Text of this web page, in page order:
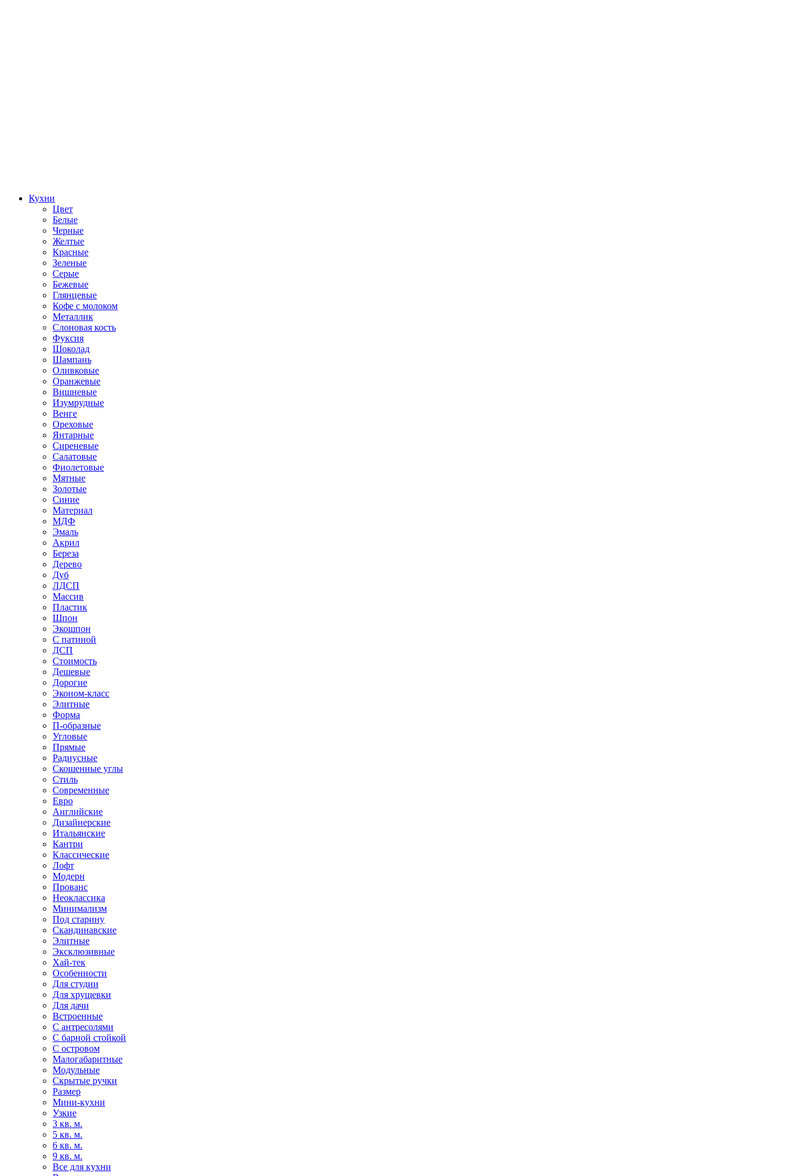
Кухни
Цвет
Белые
Черные
Желтые
Красные
Зеленые
Серые
Бежевые
Глянцевые
Кофе с молоком
Металлик
Слоновая кость
Фуксия
Шоколад
Шампань
Оливковые
Оранжевые
Вишневые
Изумрудные
Венге
Ореховые
Янтарные
Сиреневые
Салатовые
Фиолетовые
Мятные
Золотые
Синие
Материал
МДФ
Эмаль
Акрил
Береза
Дерево
Дуб
ЛДСП
Массив
Пластик
Шпон
Экошпон
С патиной
ДСП
Стоимость
Дешевые
Дорогие
Эконом-класс
Элитные
Форма
П-образные
Угловые
Прямые
Радиусные
Скошенные углы
Стиль
Современные
Евро
Английские
Дизайнерские
Итальянские
Кантри
Классические
Лофт
Модерн
Прованс
Неоклассика
Минимализм
Под старину
Скандинавские
Элитные
Эксклюзивные
Хай-тек
Особенности
Для студии
Для хрущевки
Для дачи
Встроенные
С антресолями
С барной стойкой
С островом
Малогабаритные
Модульные
Скрытые ручки
Размер
Мини-кухни
Узкие
3 кв. м.
5 кв. м.
6 кв. м.
9 кв. м.
Все для кухни